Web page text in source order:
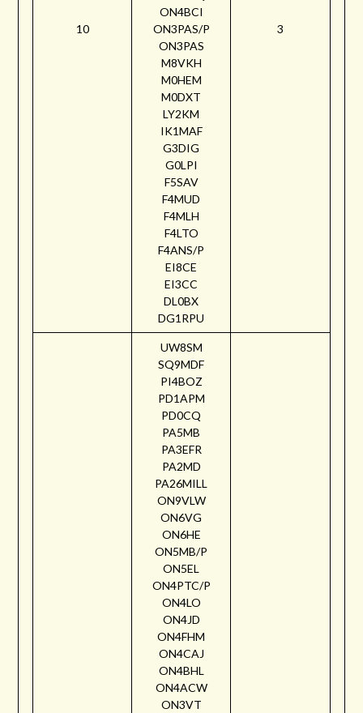
10
ON4BCI
ON3PAS/P
ON3PAS
M8VKH
M0HEM
M0DXT
LY2KM
IK1MAF
G3DIG
G0LPI
F5SAV
F4MUD
F4MLH
F4LTO
F4ANS/P
EI8CE
EI3CC
DL0BX
DG1RPU
3
UW8SM
SQ9MDF
PI4BOZ
PD1APM
PD0CQ
PA5MB
PA3EFR
PA2MD
PA26MILL
ON9VLW
ON6VG
ON6HE
ON5MB/P
ON5EL
ON4PTC/P
ON4LO
ON4JD
ON4FHM
ON4CAJ
ON4BHL
ON4ACW
ON3VT